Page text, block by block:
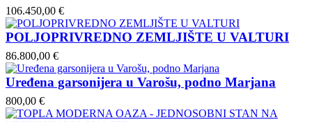
106.450,00 €
POLJOPRIVREDNO ZEMLJIŠTE U VALTURI
86.800,00 €
Uređena garsonijera u Varošu, podno Marjana
800,00 €